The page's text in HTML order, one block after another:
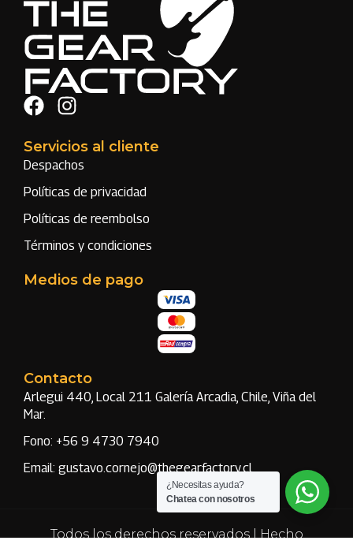
Servicios al cliente
Despachos
Políticas de privacidad
Políticas de reembolso
Términos y condiciones
Medios de pago
Contacto
Arlegui 440, Local 211 Galería Arcadia, Chile, Viña del
Mar.
Fono: +56 9 4730 7940
Email: gustavo.cornejo@thegearfactory.cl
Todos los derechos reservados | Hecho
¿Necesitas ayuda?
Chatea con nosotros